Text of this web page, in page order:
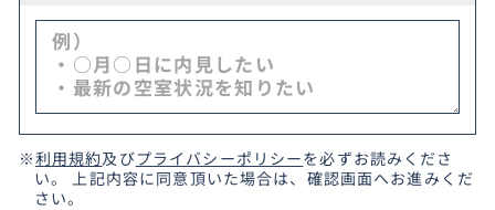
※利用規約及びプライバシーポリシーを必ずお読みくださ
い。 上記内容に同意頂いた場合は、確認画面へお進みくだ
さい。